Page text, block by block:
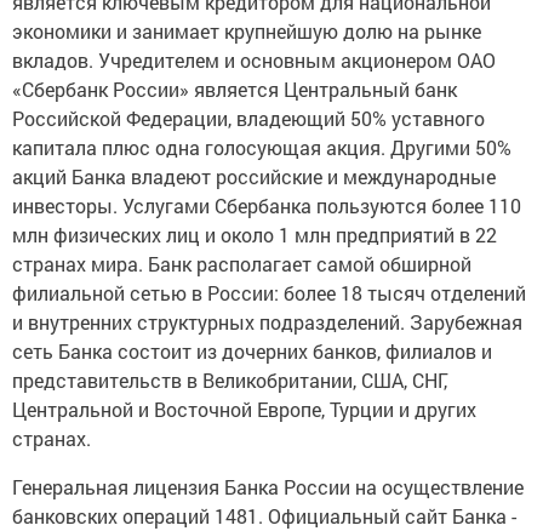
экономики и занимает крупнейшую долю на рынке
вкладов. Учредителем и основным акционером ОАО
«Сбербанк России» является Центральный банк
Российской Федерации, владеющий 50% уставного
капитала плюс одна голосующая акция. Другими 50%
акций Банка владеют российские и международные
инвесторы. Услугами Сбербанка пользуются более 110
млн физических лиц и около 1 млн предприятий в 22
странах мира. Банк располагает самой обширной
филиальной сетью в России: более 18 тысяч отделений
и внутренних структурных подразделений. Зарубежная
сеть Банка состоит из дочерних банков, филиалов и
представительств в Великобритании, США, СНГ,
Центральной и Восточной Европе, Турции и других
странах.
Генеральная лицензия Банка России на осуществление
банковских операций 1481. Официальный сайт Банка -